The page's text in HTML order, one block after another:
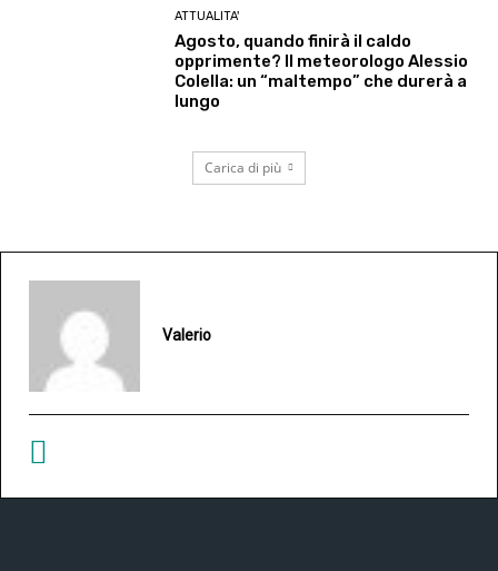
ATTUALITA'
Agosto, quando finirà il caldo
opprimente? Il meteorologo Alessio
Colella: un “maltempo” che durerà a
lungo
Carica di più
Valerio